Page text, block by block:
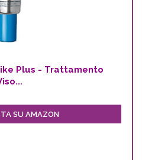
Plus - Trattamento
SU AMAZON